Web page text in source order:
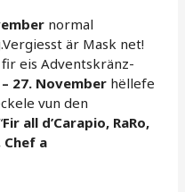
normal
är Mask net!
fir eis Adventskränz-
27. November hëllefe
vun den
Fir all d’Carapio, RaRo,
a